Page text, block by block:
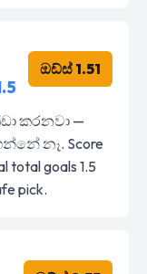
ඔඩ්ස් 1.51
කරනවා —
නෑ. Score
goals 1.5
pick.